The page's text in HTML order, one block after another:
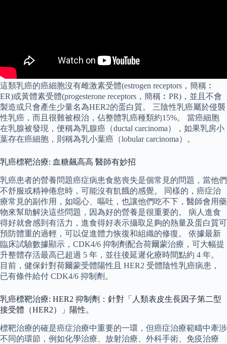
這類乳癌的癌細胞沒有雌激素受體(estrogen receptors，簡稱︰
ER)或黃體素受體(progesterone receptors，簡稱︰PR)，並且不會
製造或只會產生少量名為HER2的蛋白質。 三陰性乳癌屬於侵襲
性乳癌，而且很難被根治，佔整體乳癌種類約15%。 當癌細胞
在乳腺被發現，便稱為乳腺癌（ductal carcinoma），如果乳房小
葉存在癌細胞，則稱為乳小葉癌（lobular carcinoma）。
乳癌標靶治療: 血糖飆高高 醫師有妙招
乳癌患者的營養問題癌症病患食慾喪失是個常見的問題，當他們
不舒服或精神倦怠時，可能沒有飢餓的感覺。 同樣的，癌症治
療常見的副作用，如噁心、嘔吐，也讓他們吃不下，醫師會用藥
物來幫助解決這些問題，因為好的營養是很重要的。 病人進食
得好就會感到有活力，進食得好表示攝取足夠的熱量及蛋白質可
預防體重的過輕，可以促進體力恢復和組織的修復。 依據最新
臨床試驗數據顯示，CDK4/6 抑制劑配合荷爾蒙治療，可大幅提
升整體存活最高已超過 5 年，並往後延遲化療時間點約 4 年。
目前，健保針對荷爾蒙受體陽性且 HER2 受體陰性乳癌病患，
已有條件給付 CDK4/6 抑制劑。
乳癌標靶治療: HER2 抑制劑：針對「人類表皮生長因子第二型
接受體（HER2）」陽性。
標靶治療的確是癌症治療中重要的一環，但癌症治療範疇中牽涉
不同的環節，例如化學治療、放射治療、外科手術、免疫治療